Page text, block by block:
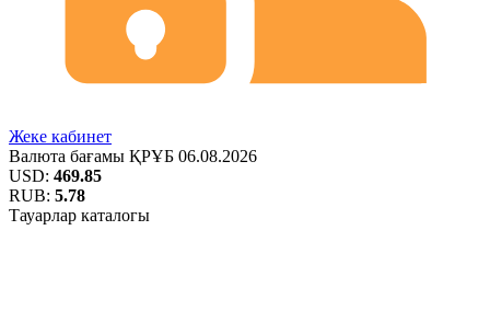
Жеке кабинет
Валюта бағамы ҚРҰБ 06.08.2026
USD: 469.85
RUB: 5.78
Тауарлар каталогы